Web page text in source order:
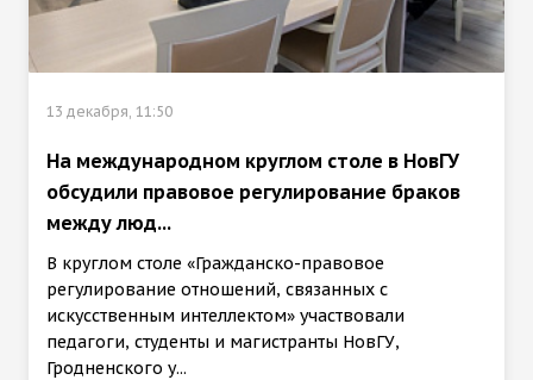
13 декабря, 11:50
На международном круглом столе в НовГУ
обсудили правовое регулирование браков
между люд...
В круглом столе «Гражданско-правовое
регулирование отношений, связанных с
искусственным интеллектом» участвовали
педагоги, студенты и магистранты НовГУ,
Гродненского у...